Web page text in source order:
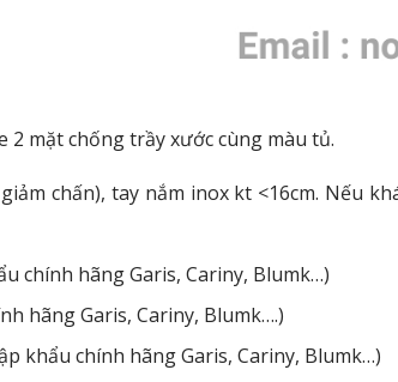
2 mặt chống trầy xước cùng màu tủ.
chấn), tay nắm inox kt <16cm. Nếu
chính hãng Garis, Cariny, Blumk…)
hãng Garis, Cariny, Blumk….)
khẩu chính hãng Garis, Cariny, Blumk…)